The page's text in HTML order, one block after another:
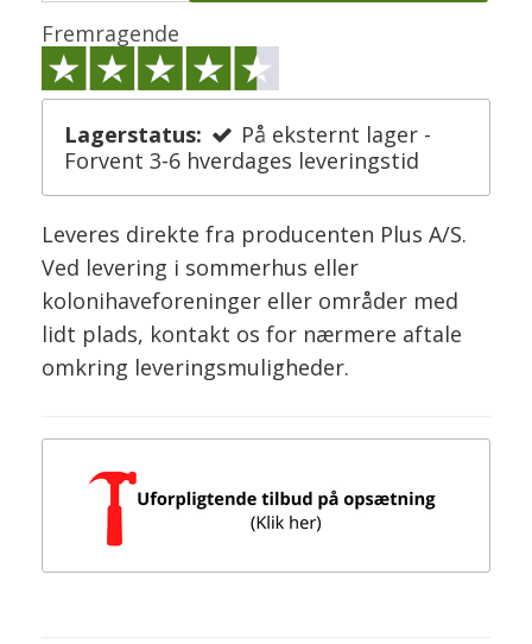
Fremragende
Lagerstatus:
På eksternt lager -
Forvent 3-6 hverdages leveringstid
Leveres direkte fra producenten Plus A/S.
Ved levering i sommerhus eller
kolonihaveforeninger eller områder med
lidt plads, kontakt os for nærmere aftale
omkring leveringsmuligheder.